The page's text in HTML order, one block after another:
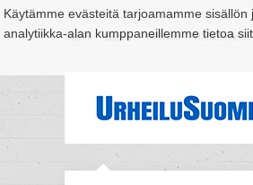
Käytämme evästeitä tarjoamamme
analytiikka-alan kumppaneillemme tietoa
Suomi Espoo Helsinki Hämeenlinna